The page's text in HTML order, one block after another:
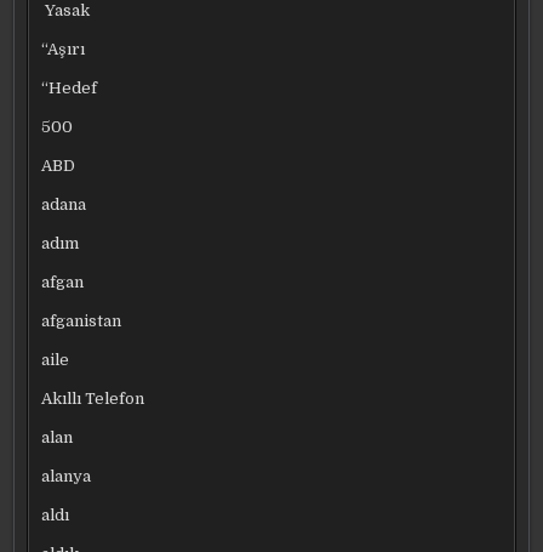
Yasak
“Aşırı
“Hedef
500
ABD
adana
adım
afgan
afganistan
aile
Akıllı Telefon
alan
alanya
aldı